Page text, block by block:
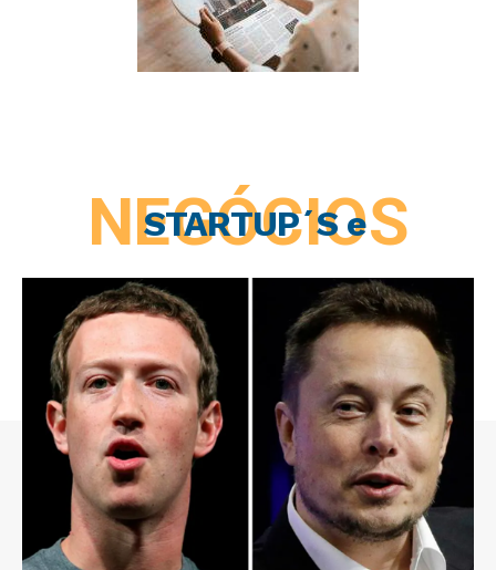
STARTUP´S e
NEGÓCIOS